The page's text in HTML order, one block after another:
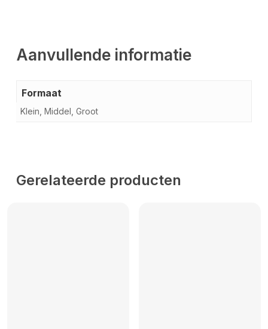
Aanvullende informatie
Formaat
Klein, Middel, Groot
Gerelateerde producten